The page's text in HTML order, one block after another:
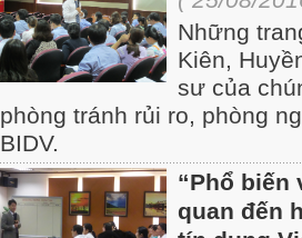
Những
Kiên,
sư của
phòng tránh rủi ro, phòng
BIDV.
“Phổ biến
quan đến